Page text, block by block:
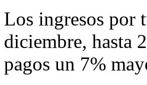
Los ingresos por
diciembre, hasta
pagos un 7%